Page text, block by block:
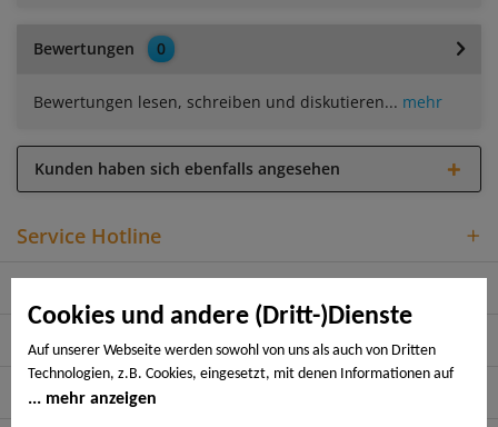
Cookies und andere (Dritt-)Dienste
Auf unserer Webseite werden sowohl von uns als auch von Dritten
Technologien, z.B. Cookies, eingesetzt, mit denen Informationen auf
Ihrem Endgerät gespeichert und/oder von Ihrem Endgerät abgerufen
mehr anzeigen
Bewertungen 0
Bewertungen lesen, schreiben und diskutieren... mehr
Kunden haben sich ebenfalls angesehen
Service Hotline
Informationen
Rechtliches